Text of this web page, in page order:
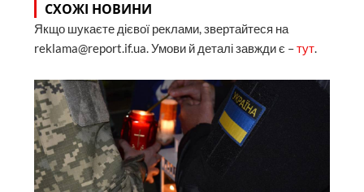
СХОЖІ НОВИНИ
Якщо шукаєте дієвої реклами, звертайтеся на
reklama@report.if.ua. Умови й деталі завжди є –тут.